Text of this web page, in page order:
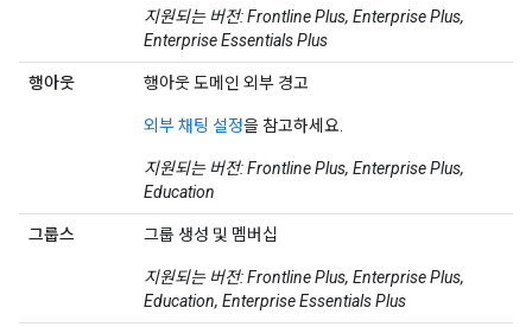
지원되는 버전: Frontline Plus, Enterprise Plus,
Enterprise Essentials Plus
행아웃 행아웃 도메인 외부 경고
외부 채팅 설정을 참고하세요.
지원되는 버전: Frontline Plus, Enterprise Plus,
Education
그룹스 그룹 생성 및 멤버십
지원되는 버전: Frontline Plus, Enterprise Plus,
Education, Enterprise Essentials Plus